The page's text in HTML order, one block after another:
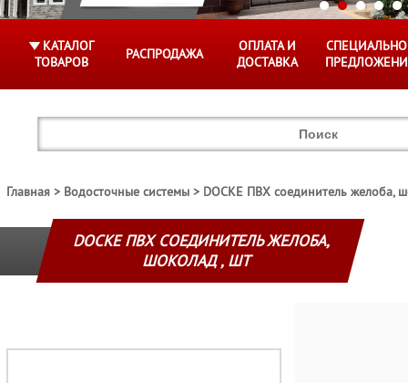
КАТАЛОГ
ТОВАРОВ
РАСПРОДАЖА
ОПЛАТА И
ДОСТАВКА
Главная Водосточные системы DOCKE ПВХ соединитель желоба,
DOCKE ПВХ СОЕДИНИТЕЛЬ ЖЕЛОБА,
ШОКОЛАД , ШТ